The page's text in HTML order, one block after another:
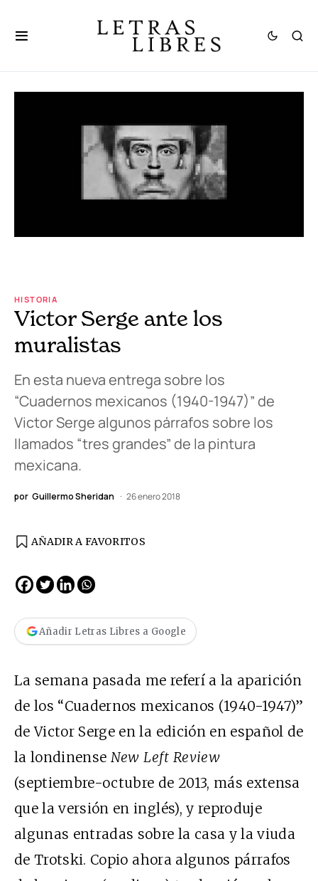
HISTORIA
Victor Serge ante los
muralistas
En esta nueva entrega sobre los
“Cuadernos mexicanos (1940-1947)” de
Victor Serge algunos párrafos sobre los
llamados “tres grandes” de la pintura
mexicana.
por Guillermo Sheridan 26 enero 2018
AÑADIR A FAVORITOS
Añadir Letras Libres a Google
La semana pasada me referí a la aparición
de los “Cuadernos mexicanos (1940-1947)”
de Victor Serge en la edición en español de
la londinense New Left Review
(septiembre-octubre de 2013, más extensa
que la versión en inglés), y reproduje
algunas entradas sobre la casa y la viuda
de Trotski. Copio ahora algunos párrafos